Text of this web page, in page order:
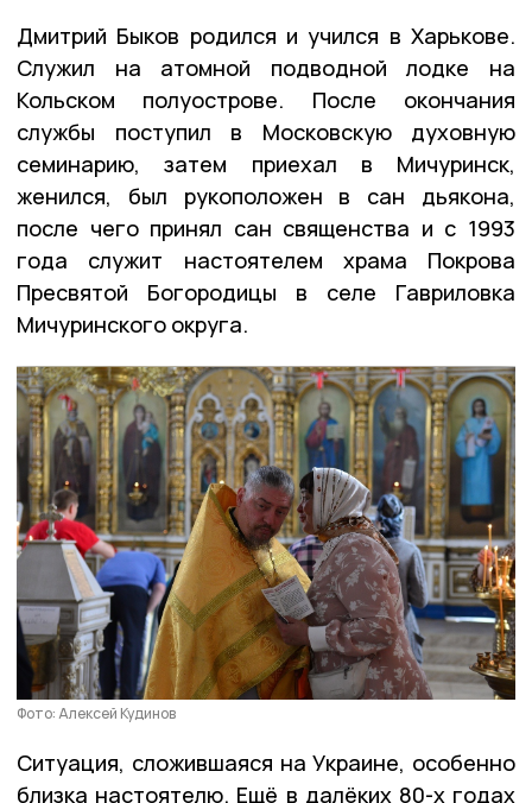
Дмитрий Быков родился и учился в Харькове.
Служил на атомной подводной лодке на
Кольском полуострове. После окончания
службы поступил в Московскую духовную
семинарию, затем приехал в Мичуринск,
женился, был рукоположен в сан дьякона,
после чего принял сан священства и с 1993
года служит настоятелем храма Покрова
Пресвятой Богородицы в селе Гавриловка
Мичуринского округа.
Фото: Алексей Кудинов
Ситуация, сложившаяся на Украине, особенно
близка настоятелю. Ещё в далёких 80-х годах